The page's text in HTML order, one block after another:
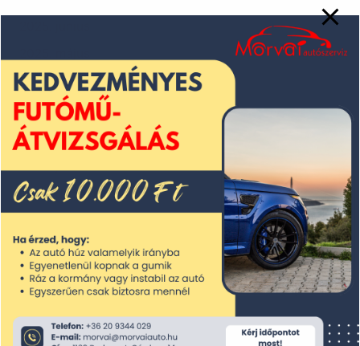
2025. április
2025. március
2025. február
2024. december
2024. október
2024. szeptember
2024. július